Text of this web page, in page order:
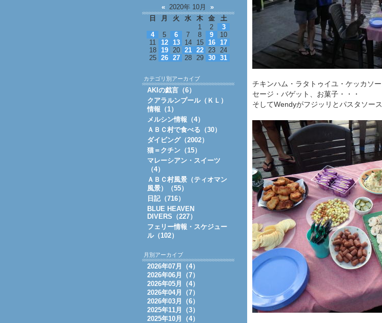
チキンハム・ラタトゥイユ・ケッカソ
セージ・バゲット、お菓子・・・
そしてWendyがフジッリとパスタソー
« 2020年 10月 »
日
月 火 水 木 金
土
1
2
3
4
5 6 7 8 9
10
11
12 13 14 15 16
17
18
19 20 21 22 23
24
25
26 27 28 29 30 31
カテゴリ別アーカイブ
AKIの戯言（6）
クアラルンプール（ＫＬ）
情報（1）
メルシン情報（4）
ＡＢＣ村で食べる（30）
ダイビング（2002）
猫＝クチン（15）
マレーシアン・スイーツ
（4）
ＡＢＣ村風景（ティオマン
風景）（55）
日記（716）
BLUE HEAVEN
DIVERS（227）
フェリー情報・スケジュー
ル（102）
月別アーカイブ
2026年07月（4）
2026年06月（7）
2026年05月（4）
2026年04月（7）
2026年03月（6）
2025年11月（3）
2025年10月（4）